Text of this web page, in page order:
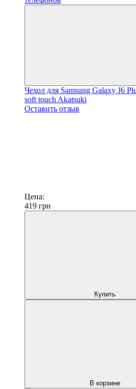
Чехол для Samsung Galaxy J6
soft touch Akatsuki
Оставить отзыв
Цена:
419 грн
Купить
В корзине